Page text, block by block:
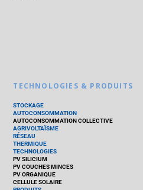
TECHNOLOGIES & PRODUITS
STOCKAGE
AUTOCONSOMMATION
AUTOCONSOMMATION COLLECTIVE
AGRIVOLTAÏSME
RÉSEAU
THERMIQUE
TECHNOLOGIES
PV SILICIUM
PV COUCHES MINCES
PV ORGANIQUE
CELLULE SOLAIRE